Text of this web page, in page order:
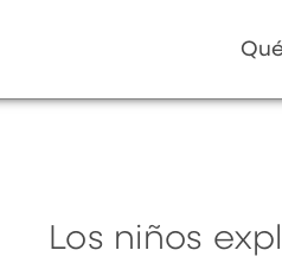
Los niños